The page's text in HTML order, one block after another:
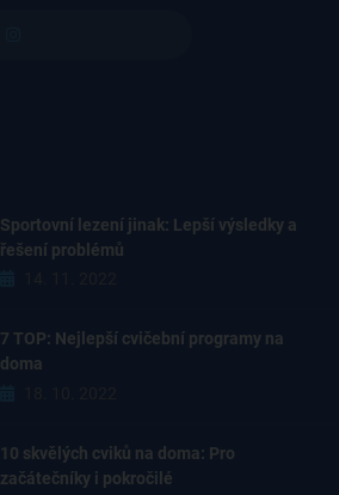
Sportovní lezení jinak: Lepší výsledky a
řešení problémů
7 TOP: Nejlepší cvičební programy na
doma
10 skvělých cviků na doma: Pro
začátečníky i pokročilé